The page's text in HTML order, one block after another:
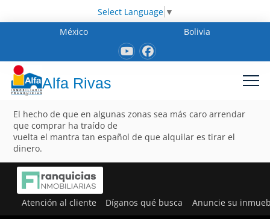
Select Language ▼
México
Bolivia
Alfa Rivas
El hecho de que en algunas zonas sea más caro arrendar
que comprar ha traído de
vuelta el mantra tan español de que alquilar es tirar el
dinero.
Atención al cliente Díganos qué busca Anuncie su